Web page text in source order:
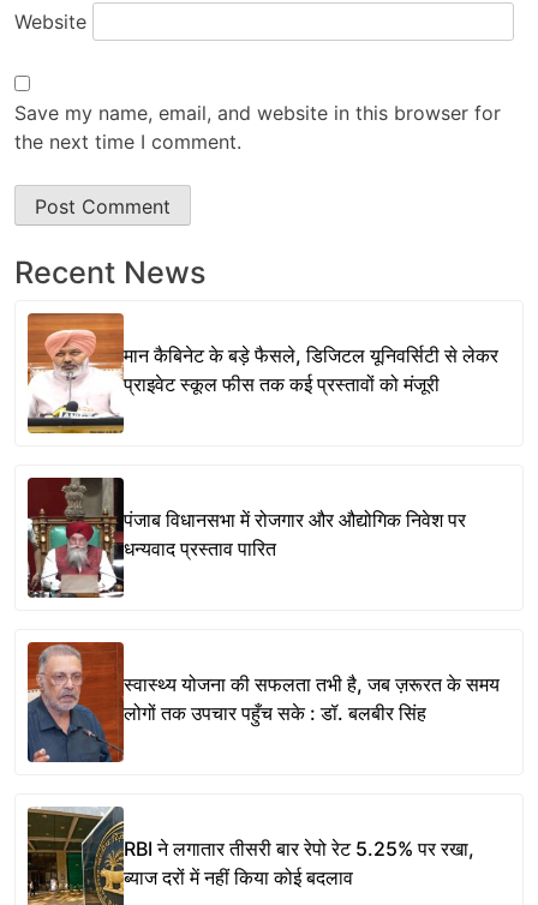
Website
Save my name, email, and website in this browser for
the next time I comment.
Recent News
मान कैबिनेट के बड़े फैसले, डिजिटल यूनिवर्सिटी से लेकर
प्राइवेट स्कूल फीस तक कई प्रस्तावों को मंजूरी
पंजाब विधानसभा में रोजगार और औद्योगिक निवेश पर
धन्यवाद प्रस्ताव पारित
स्वास्थ्य योजना की सफलता तभी है, जब ज़रूरत के समय
लोगों तक उपचार पहुँच सके : डॉ. बलबीर सिंह
RBI ने लगातार तीसरी बार रेपो रेट 5.25% पर रखा,
ब्याज दरों में नहीं किया कोई बदलाव